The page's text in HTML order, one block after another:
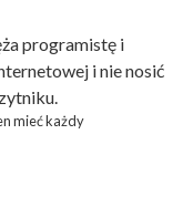
programistę i
i nie nosić
mieć każdy